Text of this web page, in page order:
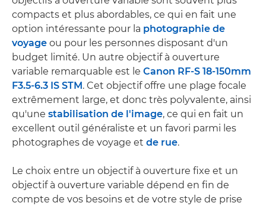
compacts et plus abordables, ce qui en fait une
option intéressante pour la photographie de
voyage ou pour les personnes disposant d'un
budget limité. Un autre objectif à ouverture
variable remarquable est le Canon RF-S 18-150mm
F3.5-6.3 IS STM. Cet objectif offre une plage focale
extrêmement large, et donc très polyvalente, ainsi
qu'une stabilisation de l'image, ce qui en fait un
excellent outil généraliste et un favori parmi les
photographes de voyage et de rue.
Le choix entre un objectif à ouverture fixe et un
objectif à ouverture variable dépend en fin de
compte de vos besoins et de votre style de prise